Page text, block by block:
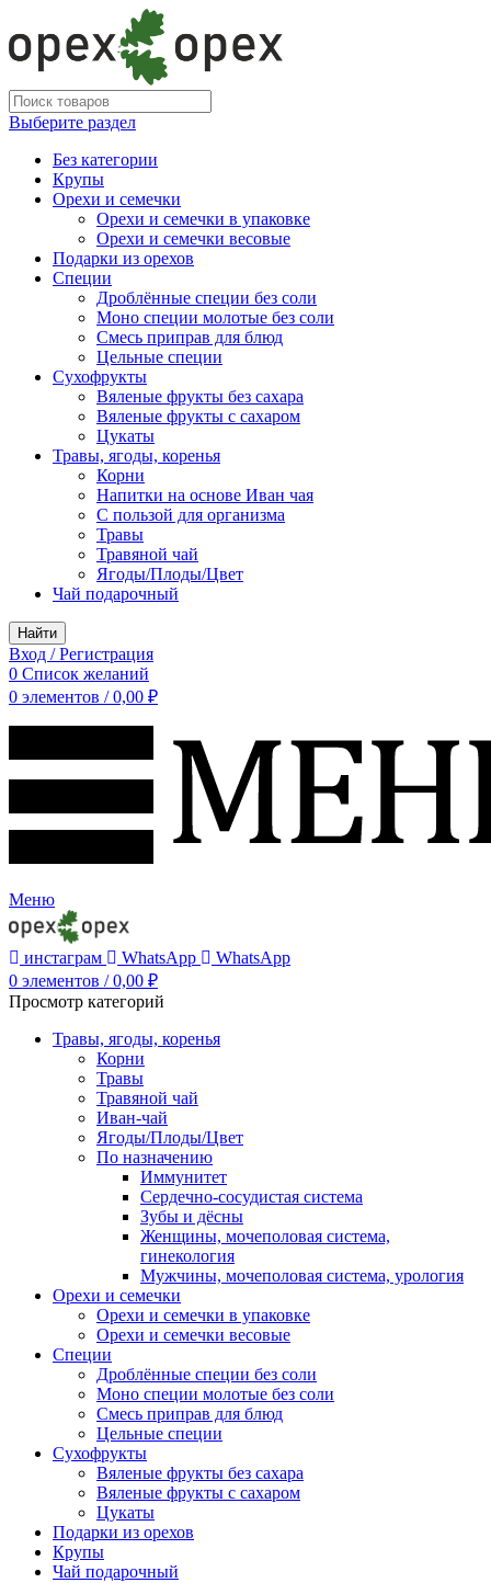
Выберите раздел
Без категории
Крупы
Орехи и семечки
Орехи и семечки в упаковке
Орехи и семечки весовые
Подарки из орехов
Специи
Дроблённые специи без соли
Моно специи молотые без соли
Смесь приправ для блюд
Цельные специи
Сухофрукты
Вяленые фрукты без сахара
Вяленые фрукты с сахаром
Цукаты
Травы, ягоды, коренья
Корни
Напитки на основе Иван чая
С пользой для организма
Травы
Травяной чай
Ягоды/Плоды/Цвет
Чай подарочный
Найти
Вход / Регистрация
0 Список желаний
0 элементов / 0,00 ₽
Меню
инстаграм WhatsApp
WhatsApp
0 элементов / 0,00 ₽
Просмотр категорий
Травы, ягоды, коренья
Корни
Травы
Травяной чай
Иван-чай
Ягоды/Плоды/Цвет
По назначению
Иммунитет
Сердечно-сосудистая система
Зубы и дёсны
Женщины, мочеполовая система,
гинекология
Мужчины, мочеполовая система, урология
Орехи и семечки
Орехи и семечки в упаковке
Орехи и семечки весовые
Специи
Дроблённые специи без соли
Моно специи молотые без соли
Смесь приправ для блюд
Цельные специи
Сухофрукты
Вяленые фрукты без сахара
Вяленые фрукты с сахаром
Цукаты
Подарки из орехов
Крупы
Чай подарочный